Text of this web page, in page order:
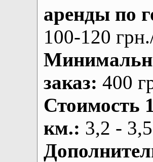
аренды по
100-120
заказ: 400
Стоимость
км.: 3,2 -